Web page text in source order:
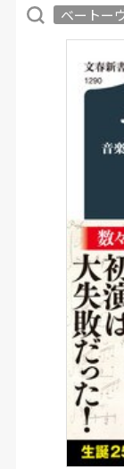
ベートー